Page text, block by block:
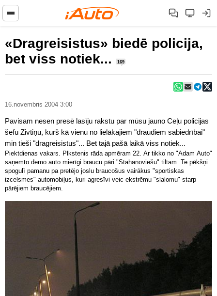
«Dragreisistus» biedē policija,
bet viss notiek...
169
16.novembris 2004 3:00
Pavisam nesen presē lasīju rakstu par mūsu jauno Ceļu policijas
šefu Zivtiņu, kurš kā vienu no lielākajiem "draudiem sabiedrībai"
min tieši "dragreisistus"... Bet tajā pašā laikā viss notiek...
Piektdienas vakars. Plkstenis rāda apmēram 22. Ar tikko no "Adam Auto"
saņemto demo auto mierīgi braucu pāri "Stahanoviešu" tiltam. Te pēkšņi
spogulī pamanu pa pretējo joslu braucošus vairākus "sportiskas
izcelsmes" automobiļus, kuri agresīvi veic ekstrēmu "slalomu" starp
pārējiem braucējiem.